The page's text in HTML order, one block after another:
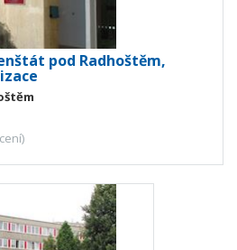
pod Radhoštěm,